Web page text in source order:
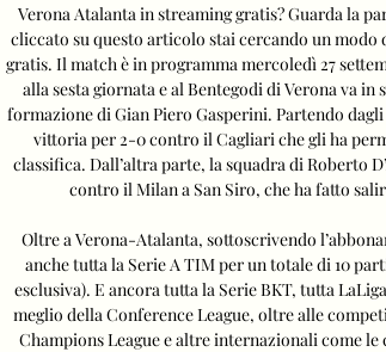
Verona Atalanta in streaming gratis? Guarda la
cliccato su questo articolo stai cercando un modo
gratis. Il match è in programma mercoledì 27
alla sesta giornata e al Bentegodi di Verona va in
formazione di Gian Piero Gasperini. Partendo
vittoria per 2-0 contro il Cagliari che gli ha
classifica. Dall’altra parte, la squadra di Roberto
contro il Milan a San Siro, che ha fatto
Oltre a Verona-Atalanta, sottoscrivendo
anche tutta la Serie A TIM per un totale di 10
esclusiva). E ancora tutta la Serie BKT, tutta
meglio della Conference League, oltre alle
Champions League e altre internazionali come le